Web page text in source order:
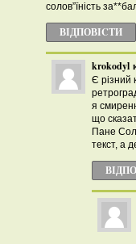
солов”їність
ВІДПОВІCТИ
krokodyl
Є різний
я
що
Пане
текст, а